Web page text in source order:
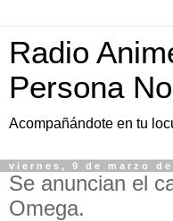
Radio
Persona
Acompañándote en tu
viernes, 9 de marzo de
Se anuncian el
Omega.